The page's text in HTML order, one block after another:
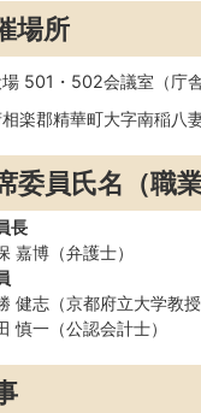
場所
501・502会議室（庁舎
相楽郡精華町大字南稲八
委員氏名（職業
長
嘉博（弁護士）
健志（京都府立大学教授
慎一（公認会計士）